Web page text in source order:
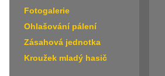
Fotogalerie
Ohlašování pálení
Zásahová jednotka
Kroužek mladý hasič